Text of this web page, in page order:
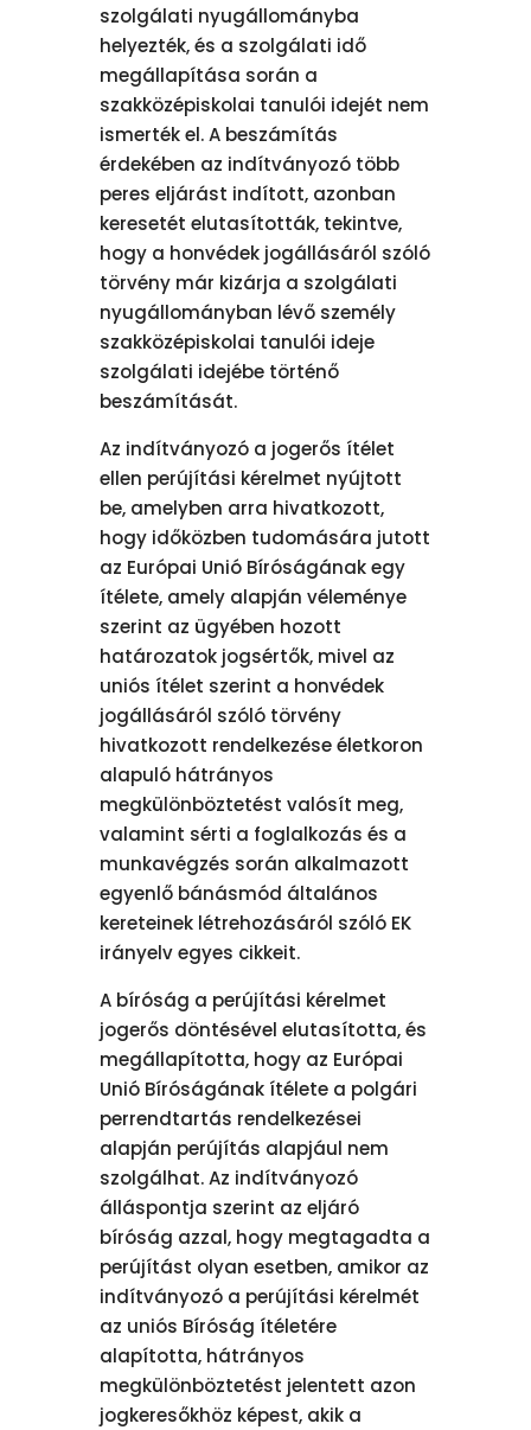
szolgálati nyugállományba
helyezték, és a szolgálati idő
megállapítása során a
szakközépiskolai tanulói idejét nem
ismerték el. A beszámítás
érdekében az indítványozó több
peres eljárást indított, azonban
keresetét elutasították, tekintve,
hogy a honvédek jogállásáról szóló
törvény már kizárja a szolgálati
nyugállományban lévő személy
szakközépiskolai tanulói ideje
szolgálati idejébe történő
beszámítását.
Az indítványozó a jogerős ítélet
ellen perújítási kérelmet nyújtott
be, amelyben arra hivatkozott,
hogy időközben tudomására jutott
az Európai Unió Bíróságának egy
ítélete, amely alapján véleménye
szerint az ügyében hozott
határozatok jogsértők, mivel az
uniós ítélet szerint a honvédek
jogállásáról szóló törvény
hivatkozott rendelkezése életkoron
alapuló hátrányos
megkülönböztetést valósít meg,
valamint sérti a foglalkozás és a
munkavégzés során alkalmazott
egyenlő bánásmód általános
kereteinek létrehozásáról szóló EK
irányelv egyes cikkeit.
A bíróság a perújítási kérelmet
jogerős döntésével elutasította, és
megállapította, hogy az Európai
Unió Bíróságának ítélete a polgári
perrendtartás rendelkezései
alapján perújítás alapjául nem
szolgálhat. Az indítványozó
álláspontja szerint az eljáró
bíróság azzal, hogy megtagadta a
perújítást olyan esetben, amikor az
indítványozó a perújítási kérelmét
az uniós Bíróság ítéletére
alapította, hátrányos
megkülönböztetést jelentett azon
jogkeresőkhöz képest, akik a